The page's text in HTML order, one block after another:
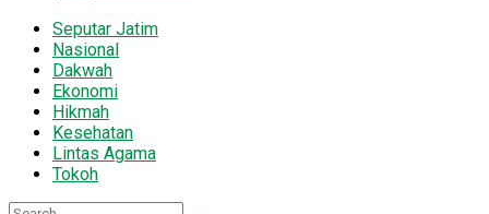
Seputar Jatim
Nasional
Dakwah
Ekonomi
Hikmah
Kesehatan
Lintas Agama
Tokoh